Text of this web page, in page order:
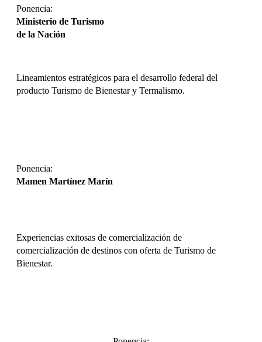
Ponencia:
Ministerio de Turismo
de la Nación
Lineamientos estratégicos para el desarrollo federal del
producto Turismo de Bienestar y Termalismo.
Ponencia:
Mamen Martínez Marín
Experiencias exitosas de comercialización de
comercialización de destinos con oferta de Turismo de
Bienestar.